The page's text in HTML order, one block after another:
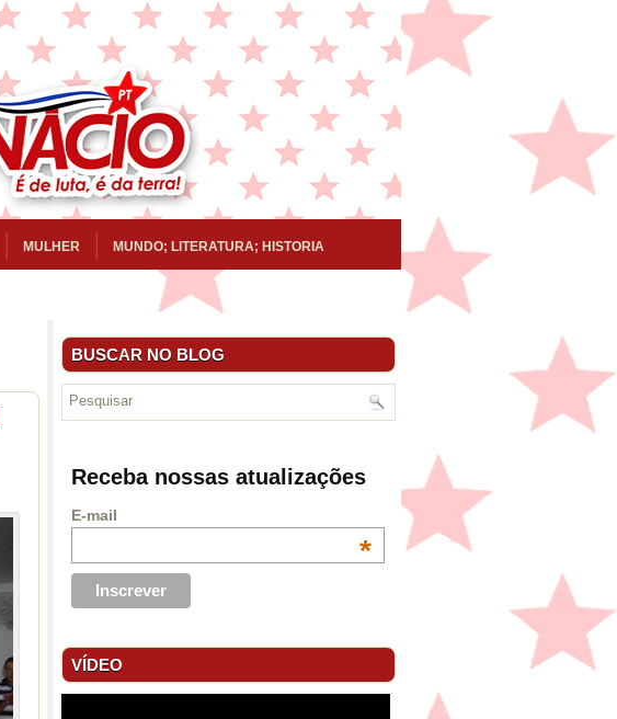
MULHER MUNDO; LITERATURA; HISTORIA
BUSCAR NO BLOG
Receba nossas atualizações
E-mail
*
VÍDEO